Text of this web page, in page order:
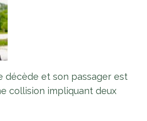
décède et son passager est
collision impliquant deux